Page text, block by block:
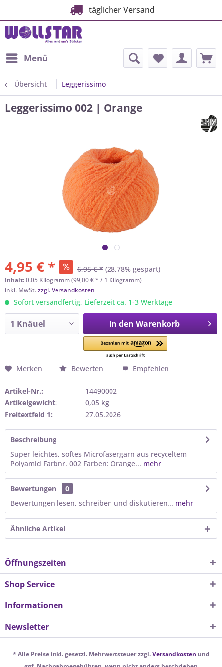
täglicher Versand
Menü
Übersicht Leggerissimo
Leggerissimo 002 | Orange
4,95 € * 6,95 € * (28,78% gespart)
Inhalt:0.05 Kilogramm (99,00 € * / 1 Kilogramm)
inkl. MwSt.zzgl. Versandkosten
Sofort versandfertig, Lieferzeit ca. 1-3 Werktage
In den Warenkorb
Merken Bewerten Empfehlen
Artikel-Nr.:
14490002
Artikelgewicht:
0,05 kg
Freitextfeld 1:
27.05.2026
Beschreibung
Super leichtes, softes Microfasergarn aus recyceltem
Polyamid Farbnr. 002 Farben: Orange... mehr
Bewertungen
0
Bewertungen lesen, schreiben und diskutieren... mehr
Ähnliche Artikel
Öffnungszeiten
Shop Service
Informationen
Newsletter
* Alle Preise inkl. gesetzl. Mehrwertsteuer zzgl.Versandkosten und